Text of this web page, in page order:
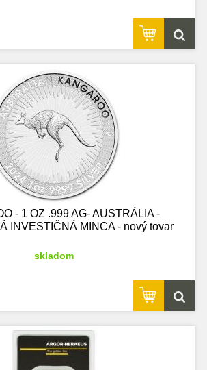
- 1 OZ .999 AG- AUSTRÁLIA -
INVESTIČNÁ MINCA - nový tovar
skladom